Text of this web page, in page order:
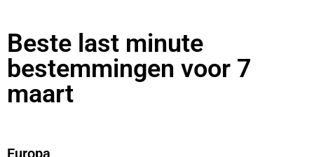
Beste last minute
bestemmingen voor 7
maart
Europa